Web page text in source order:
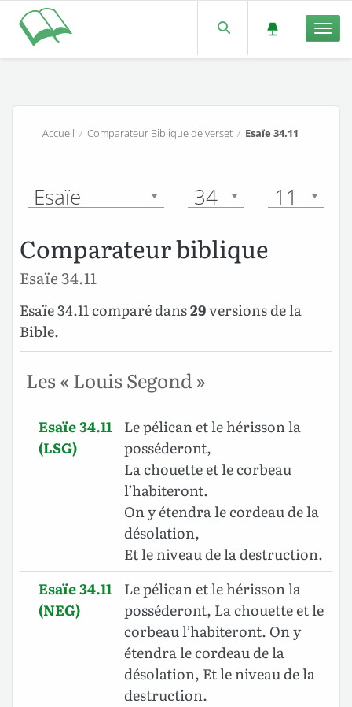
Accueil /Comparateur Biblique de verset / Esaïe 34.11
Esaïe 34 11
Comparateur biblique
Esaïe 34.11
Esaïe 34.11 comparé dans29versions de la
Bible.
Les « Louis Segond »
Esaïe 34.11
(LSG)
Le pélican et le hérisson la
posséderont,
La chouette et le corbeau
l’habiteront.
On y étendra le cordeau de la
désolation,
Et le niveau de la destruction.
Esaïe 34.11
(NEG)
Le pélican et le hérisson la
posséderont, La chouette et le
corbeau l’habiteront. On y
étendra le cordeau de la
désolation, Et le niveau de la
destruction.